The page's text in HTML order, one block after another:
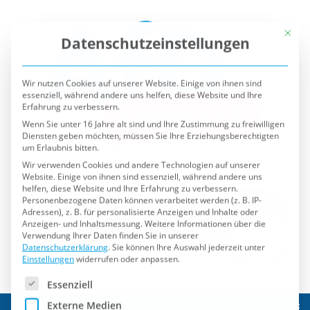
Datenschutzeinstellungen
essenziell, während andere uns helfen, diese Website und Ihre
Erfahrung zu verbessern.
Wenn Sie unter 16 Jahre alt sind und Ihre Zustimmung zu freiwilligen
Diensten geben möchten, müssen Sie Ihre Erziehungsberechtigten
um Erlaubnis bitten.
Wir verwenden Cookies und andere Technologien auf unserer
Website. Einige von ihnen sind essenziell, während andere uns
helfen, diese Website und Ihre Erfahrung zu verbessern.
Personenbezogene Daten können verarbeitet werden (z. B. IP-
Adressen), z. B. für personalisierte Anzeigen und Inhalte oder
Anzeigen- und Inhaltsmessung.Weitere Informationen über die
Verwendung Ihrer Daten finden Sie in unserer
Datenschutzerklärung. Sie können Ihre Auswahl jederzeit unter
Einstellungenwiderrufen oder anpassen.